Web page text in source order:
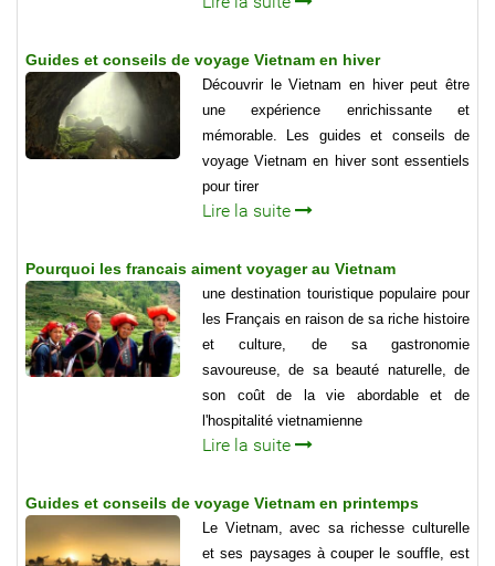
Guides et conseils de voyage Vietnam en hiver
Découvrir le Vietnam en hiver peut être
une expérience enrichissante et
mémorable. Les guides et conseils de
voyage Vietnam en hiver sont essentiels
pour tirer
Lire la suite
Pourquoi les francais aiment voyager au Vietnam
une destination touristique populaire pour
les Français en raison de sa riche histoire
et culture, de sa gastronomie
savoureuse, de sa beauté naturelle, de
son coût de la vie abordable et de
l'hospitalité vietnamienne
Lire la suite
Guides et conseils de voyage Vietnam en printemps
Le Vietnam, avec sa richesse culturelle
et ses paysages à couper le souffle, est